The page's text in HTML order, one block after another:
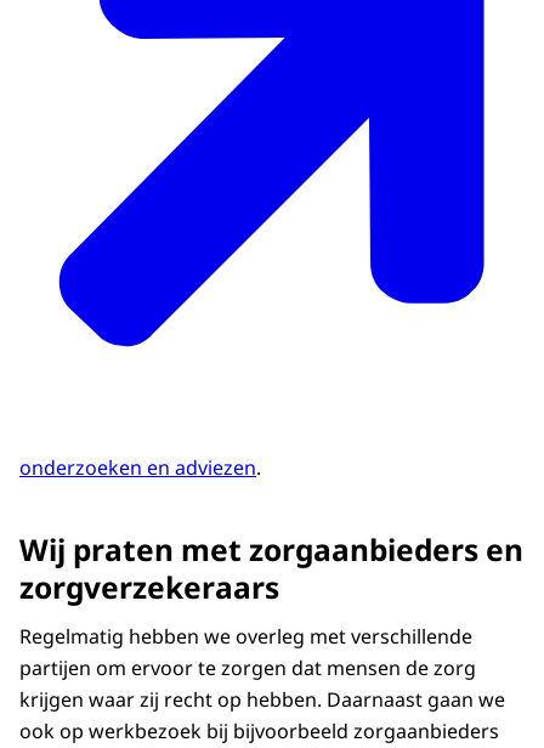
onderzoeken en adviezen.
Wij praten met zorgaanbieders en
zorgverzekeraars
Regelmatig hebben we overleg met verschillende
partijen om ervoor te zorgen dat mensen de zorg
krijgen waar zij recht op hebben. Daarnaast gaan we
ook op werkbezoek bij bijvoorbeeld zorgaanbieders